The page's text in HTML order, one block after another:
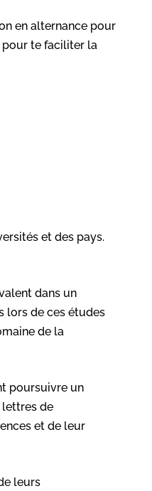
en alternance pour
pour te faciliter la
et des pays.
dans un
lors de ces études
de la
poursuivre un
lettres de
et de leur
leurs